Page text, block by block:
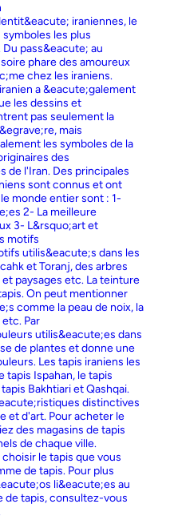
iraniennes, le
les plus
pass&eacute; au
phare des amoureux
chez les iraniens.
a &eacute;galement
les dessins et
pas seulement la
mais
les symboles de la
des
de l'Iran. Des principales
sont connus et ont
monde entier sont : 1-
2- La meilleure
3- L&rsquo;art et
motifs
utilis&eacute;s dans les
et Toranj, des arbres
paysages etc. La teinture
On peut mentionner
comme la peau de noix, la
Par
utilis&eacute;es dans
de plantes et donne une
Les tapis iraniens les
tapis Ispahan, le tapis
Bakhtiari et Qashqai.
distinctives
et d'art. Pour acheter le
des magasins de tapis
de chaque ville.
le tapis que vous
de tapis. Pour plus
li&eacute;es au
de tapis, consultez-vous